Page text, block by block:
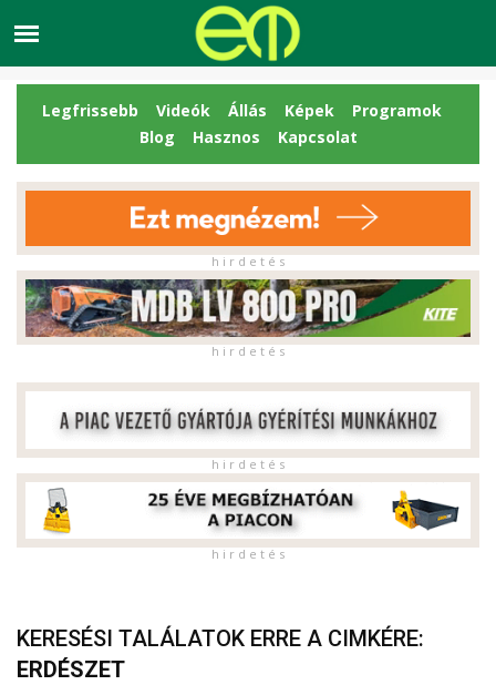
Legfrissebb Videók Állás Képek
Programok
Blog
Hasznos Kapcsolat
h i r d e t é s
h i r d e t é s
h i r d e t é s
h i r d e t é s
KERESÉSI TALÁLATOK ERRE A CIMKÉRE:
ERDÉSZET